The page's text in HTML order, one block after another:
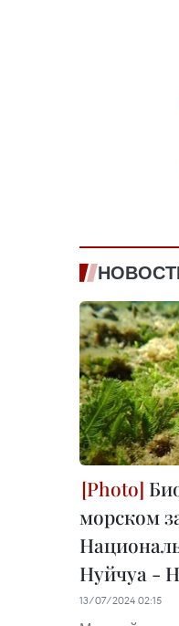
морском
Нуйчуа -
13/07/2024 02:15